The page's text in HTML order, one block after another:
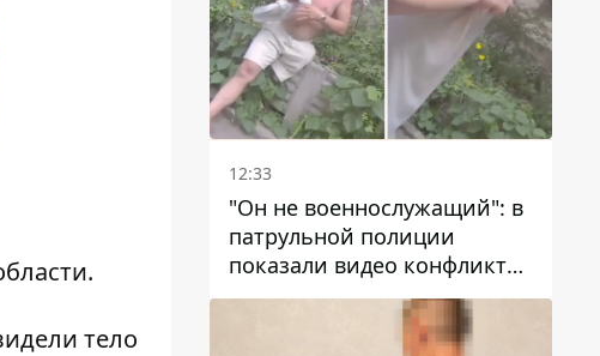
тело
12:33
"Он не военнослужащий": в
патрульной полиции
показали видео конфликта
с мужчиной без ноги на
проспекте Поля в Днепре